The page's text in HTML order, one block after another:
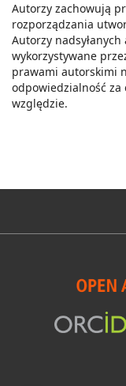
Autorzy zachowują
rozporządzania
Autorzy
wykorzystywane
prawami autorskimi
odpowiedzialność
względzie.